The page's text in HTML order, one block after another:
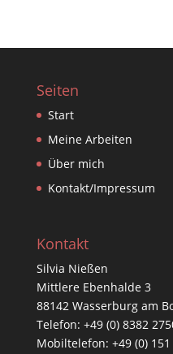
Seiten
Start
Meine Arbeiten
Über mich
Kontakt/Impressum
Kontakt
Silvia Nießen
Mittlere Ebenhalde 3
88142 Wasserburg am
Telefon: +49 (0) 8382
Mobiltelefon: +49 (0)